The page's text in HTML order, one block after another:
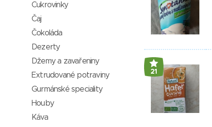
21
Cukrovinky
Čaj
Čokoláda
Dezerty
Džemy a zavařeniny
Extrudované potraviny
Gurmánské speciality
Houby
Káva